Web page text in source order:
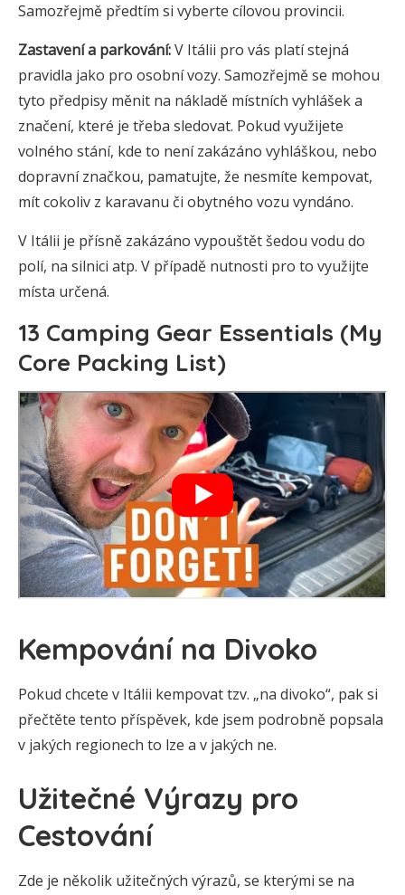
Samozřejmě předtím si vyberte cílovou provincii.
Zastavení a parkování:V Itálii pro vás platí stejná
pravidla jako pro osobní vozy. Samozřejmě se mohou
tyto předpisy měnit na nákladě místních vyhlášek a
značení, které je třeba sledovat. Pokud využijete
volného stání, kde to není zakázáno vyhláškou, nebo
dopravní značkou, pamatujte, že nesmíte kempovat,
mít cokoliv z karavanu či obytného vozu vyndáno.
V Itálii je přísně zakázáno vypouštět šedou vodu do
polí, na silnici atp. V případě nutnosti pro to využijte
místa určená.
13 Camping Gear Essentials (My
Core Packing List)
Kempování na Divoko
Pokud chcete v Itálii kempovat tzv. „na divoko“, pak si
přečtěte tento příspěvek, kde jsem podrobně popsala
v jakých regionech to lze a v jakých ne.
Užitečné Výrazy pro
Cestování
Zde je několik užitečných výrazů, se kterými se na